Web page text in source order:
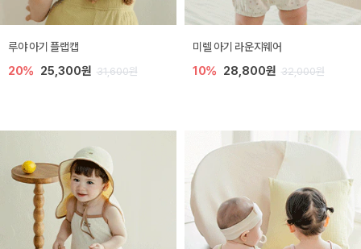
루야 아기 플랩캡
20% 25,300원 31,600원
미렐 아기 라운지웨어
10% 28,800원 32,000원